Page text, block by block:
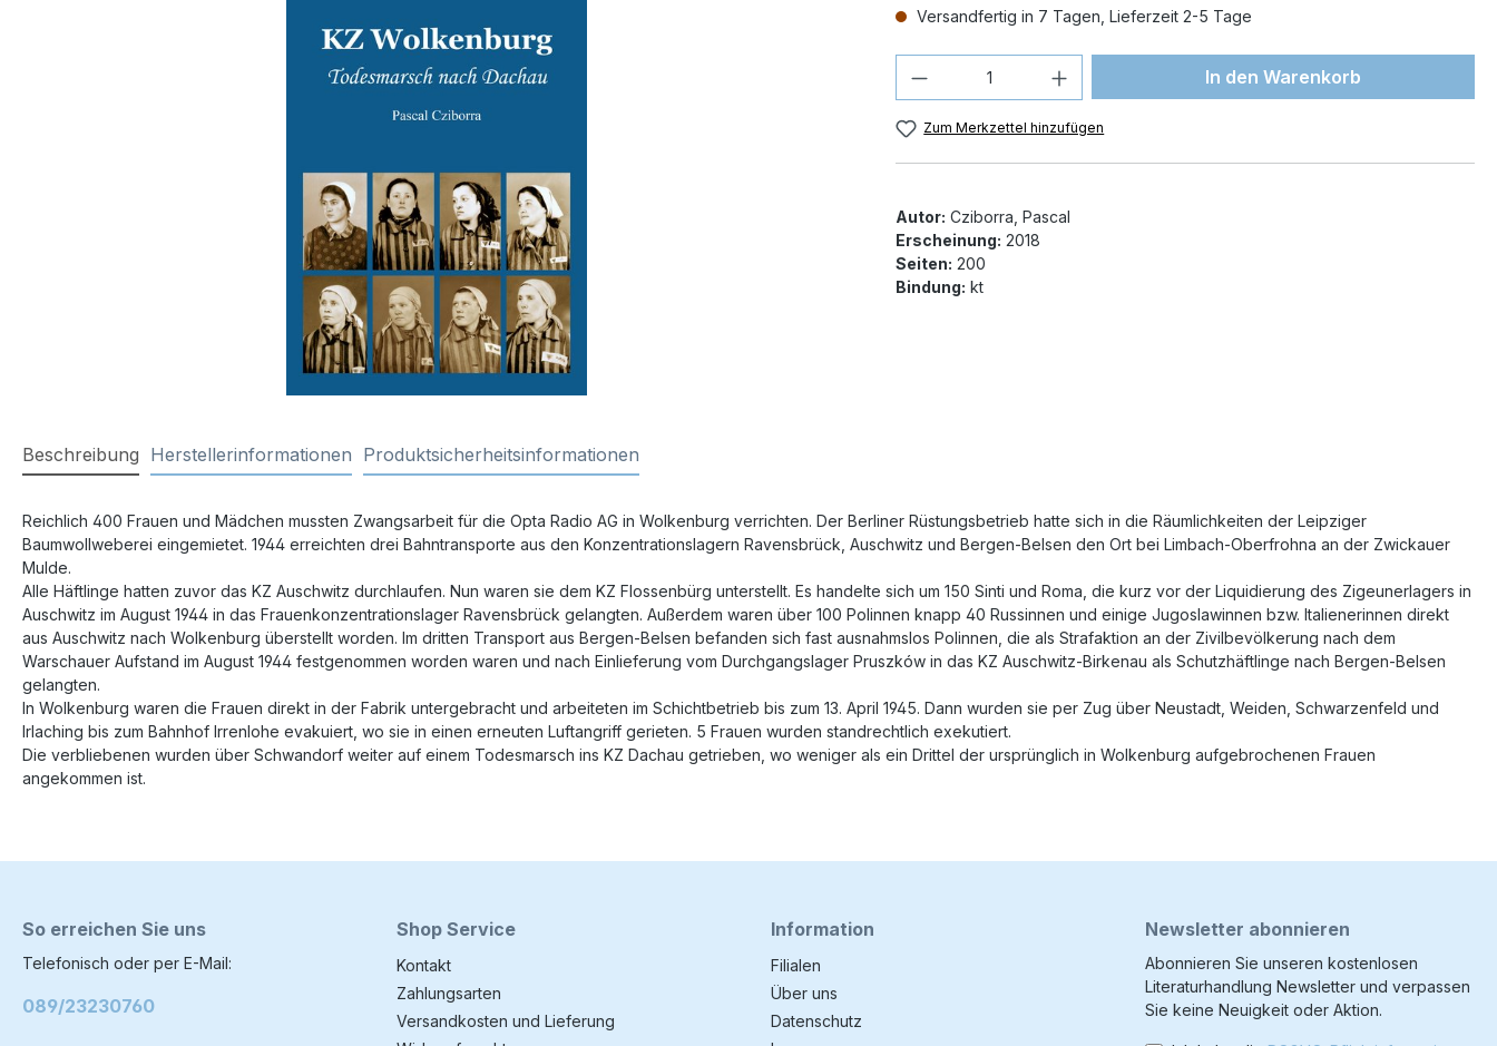
Versandfertig in 7 Tagen, Lieferzeit 2-5 Tage
Produkt Anzahl: Gib den gewünschten Wert
In den Warenkorb
Zum Merkzettel hinzufügen
Autor: Cziborra, Pascal
Erscheinung: 2018
Seiten: 200
Bindung: kt
Beschreibung Herstellerinformationen Produktsicherheitsinformationen
Reichlich 400 Frauen und Mädchen mussten Zwangsarbeit für die Opta Radio AG in Wolkenburg verrichten. Der Berliner Rüstungsbetrieb hatte sich in die Räumlichkeiten der Leipziger
Baumwollweberei eingemietet. 1944 erreichten drei Bahntransporte aus den Konzentrationslagern Ravensbrück, Auschwitz und Bergen-Belsen den Ort bei Limbach-Oberfrohna an der Zwickauer
Mulde.
Alle Häftlinge hatten zuvor das KZ Auschwitz durchlaufen. Nun waren sie dem KZ Flossenbürg unterstellt. Es handelte sich um 150 Sinti und Roma, die kurz vor der Liquidierung des Zigeunerlagers in
Auschwitz im August 1944 in das Frauenkonzentrationslager Ravensbrück gelangten. Außerdem waren über 100 Polinnen knapp 40 Russinnen und einige Jugoslawinnen bzw. Italienerinnen direkt
aus Auschwitz nach Wolkenburg überstellt worden. Im dritten Transport aus Bergen-Belsen befanden sich fast ausnahmslos Polinnen, die als Strafaktion an der Zivilbevölkerung nach dem
Warschauer Aufstand im August 1944 festgenommen worden waren und nach Einlieferung vom Durchgangslager Pruszków in das KZ Auschwitz-Birkenau als Schutzhäftlinge nach Bergen-Belsen
gelangten.
In Wolkenburg waren die Frauen direkt in der Fabrik untergebracht und arbeiteten im Schichtbetrieb bis zum 13. April 1945. Dann wurden sie per Zug über Neustadt, Weiden, Schwarzenfeld und
Irlaching bis zum Bahnhof Irrenlohe evakuiert, wo sie in einen erneuten Luftangriff gerieten. 5 Frauen wurden standrechtlich exekutiert.
Die verbliebenen wurden über Schwandorf weiter auf einem Todesmarsch ins KZ Dachau getrieben, wo weniger als ein Drittel der ursprünglich in Wolkenburg aufgebrochenen Frauen
angekommen ist.
So erreichen Sie uns
Telefonisch oder per E-Mail:
089/23230760
Shop Service
Kontakt
Zahlungsarten
Versandkosten und Lieferung
Information
Filialen
Über uns
Datenschutz
Newsletter abonnieren
Abonnieren Sie unseren kostenlosen
Literaturhandlung Newsletter und verpassen
Sie keine Neuigkeit oder Aktion.